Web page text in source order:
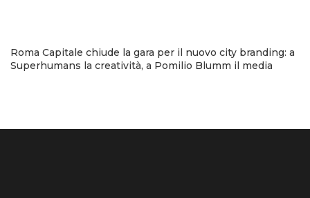
Roma Capitale chiude la gara per il nuovo city branding: a
Superhumans la creatività, a Pomilio Blumm il media